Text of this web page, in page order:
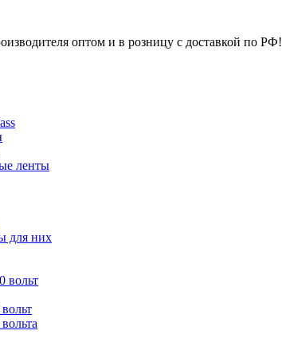
оптом и в розницу с доставкой по РФ!
ленты
для них
вольт